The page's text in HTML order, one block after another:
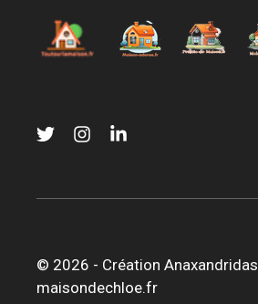
© 2026 - Création Anaxandridas
maisondechloe.fr